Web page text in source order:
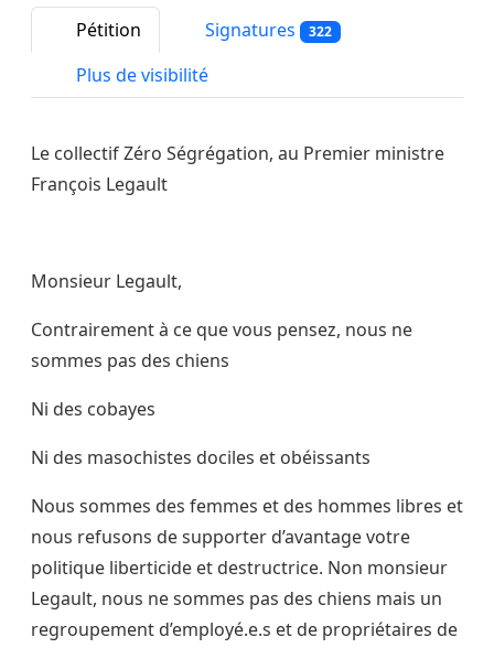
Pétition Signatures 322
Plus de visibilité
Le collectif Zéro Ségrégation, au Premier ministre
François Legault
Monsieur Legault,
Contrairement à ce que vous pensez, nous ne
sommes pas des chiens
Ni des cobayes
Ni des masochistes dociles et obéissants
Nous sommes des femmes et des hommes libres et
nous refusons de supporter d’avantage votre
politique liberticide et destructrice. Non monsieur
Legault, nous ne sommes pas des chiens mais un
regroupement d’employé.e.s et de propriétaires de